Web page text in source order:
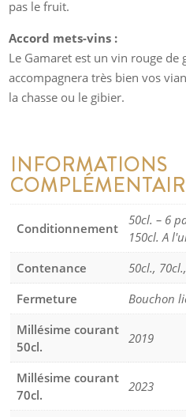
pas le fruit.
Accord mets-vins :
Le Gamaret est un vin rouge de
accompagnera très bien vos
la chasse ou le gibier.
INFORMATIONS
Conditionnement
50cl. – 6
150cl. A
Contenance
50cl.,
Fermeture
Bouchon
Millésime courant
50cl.
2019
Millésime courant
70cl.
2023